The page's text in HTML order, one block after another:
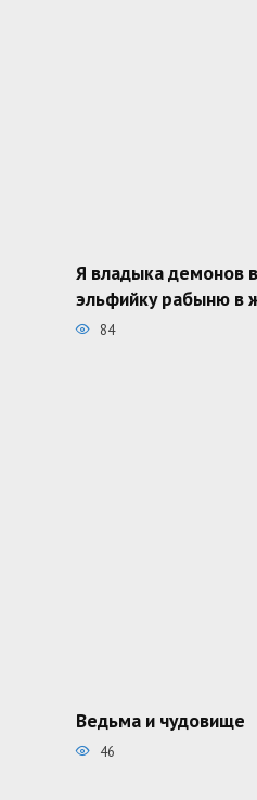
Я владыка демонов
эльфийку рабыню в
84
Ведьма и чудовище
46